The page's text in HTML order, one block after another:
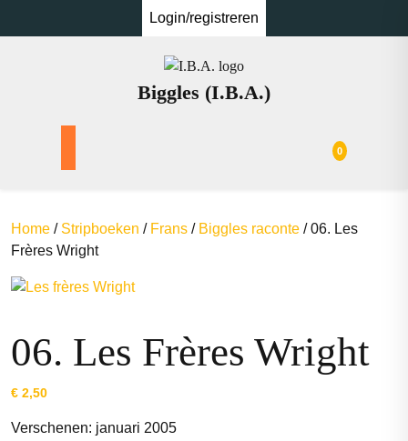
Login/registreren
Biggles (I.B.A.)
0
Home / Stripboeken / Frans / Biggles raconte / 06. Les
Frères Wright
06. Les Frères Wright
€ 2,50
Verschenen: januari 2005